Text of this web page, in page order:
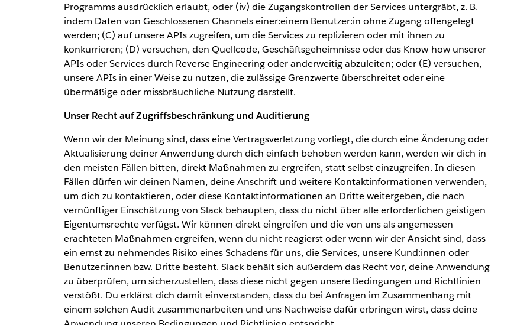
Programms ausdrücklich erlaubt, oder (iv) die Zugangskontrollen der Services untergräbt, z. B.
indem Daten von Geschlossenen Channels einer:einem Benutzer:in ohne Zugang offengelegt
werden; (C) auf unsere APIs zugreifen, um die Services zu replizieren oder mit ihnen zu
konkurrieren; (D) versuchen, den Quellcode, Geschäftsgeheimnisse oder das Know-how unserer
APIs oder Services durch Reverse Engineering oder anderweitig abzuleiten; oder (E) versuchen,
unsere APIs in einer Weise zu nutzen, die zulässige Grenzwerte überschreitet oder eine
übermäßige oder missbräuchliche Nutzung darstellt.
Unser Recht auf Zugriffsbeschränkung und Auditierung
Wenn wir der Meinung sind, dass eine Vertragsverletzung vorliegt, die durch eine Änderung oder
Aktualisierung deiner Anwendung durch dich einfach behoben werden kann, werden wir dich in
den meisten Fällen bitten, direkt Maßnahmen zu ergreifen, statt selbst einzugreifen. In diesen
Fällen dürfen wir deinen Namen, deine Anschrift und weitere Kontaktinformationen verwenden,
um dich zu kontaktieren, oder diese Kontaktinformationen an Dritte weitergeben, die nach
vernünftiger Einschätzung von Slack behaupten, dass du nicht über alle erforderlichen geistigen
Eigentumsrechte verfügst. Wir können direkt eingreifen und die von uns als angemessen
erachteten Maßnahmen ergreifen, wenn du nicht reagierst oder wenn wir der Ansicht sind, dass
ein ernst zu nehmendes Risiko eines Schadens für uns, die Services, unsere Kund:innen oder
Benutzer:innen bzw. Dritte besteht. Slack behält sich außerdem das Recht vor, deine Anwendung
zu überprüfen, um sicherzustellen, dass diese nicht gegen unsere Bedingungen und Richtlinien
verstößt. Du erklärst dich damit einverstanden, dass du bei Anfragen im Zusammenhang mit
einem solchen Audit zusammenarbeiten und uns Nachweise dafür erbringen wirst, dass deine